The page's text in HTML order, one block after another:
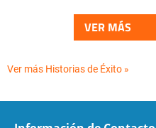
VER MÁS
Ver más Historias de Éxito »